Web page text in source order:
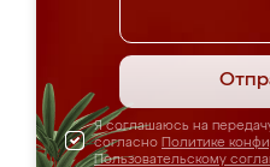
Я соглашаюсь на
согласно Политике
Пользовательскому